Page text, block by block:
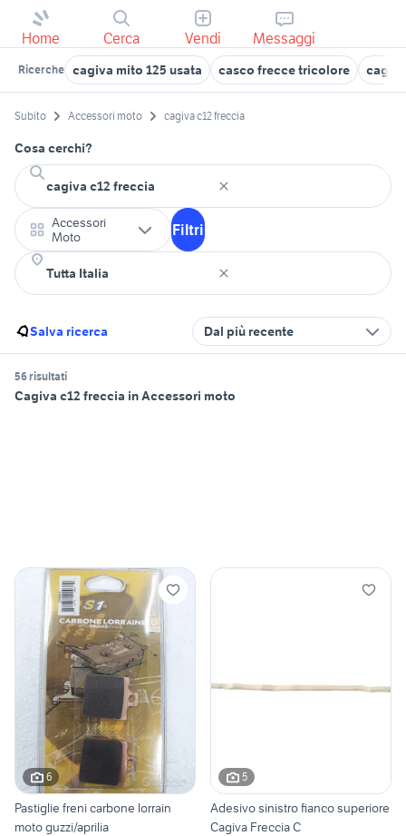
Home Cerca Vendi Messaggi
Ricerche cagiva mito 125 usata casco frecce tricolore
Subito Accessori moto cagiva c12 freccia
Cosa cerchi?
Accessori
Moto
Filtri
Salva ricerca Dal più recente
56 risultati
Cagiva c12 freccia in Accessori moto
6
Pastiglie freni carbone lorrain
moto guzzi/aprilia
5
Adesivo sinistro fianco superiore
Cagiva Freccia C